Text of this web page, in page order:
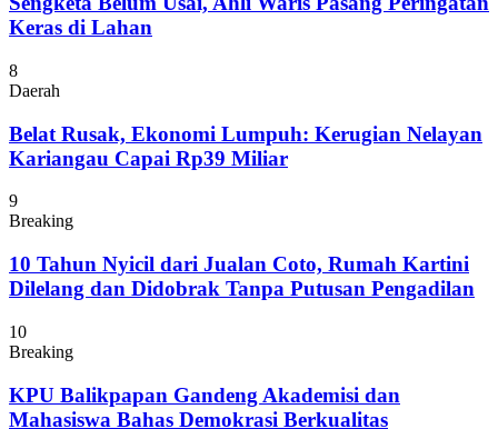
Keras di Lahan
8
Daerah
Belat Rusak, Ekonomi Lumpuh: Kerugian Nelayan
Kariangau Capai Rp39 Miliar
9
Breaking
10 Tahun Nyicil dari Jualan Coto, Rumah Kartini
Dilelang dan Didobrak Tanpa Putusan Pengadilan
10
Breaking
KPU Balikpapan Gandeng Akademisi dan
Mahasiswa Bahas Demokrasi Berkualitas